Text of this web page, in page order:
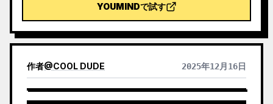
制の効いた配色、単一の視覚的メタファー、余白をた
っぷりとった16:9のバナーです。ニュース、ポッドキ
ャスト、記事、ニュースレターの見出し画像に適して
います。
YOUMINDで試す
作者@COOL DUDE 2025年12月16日